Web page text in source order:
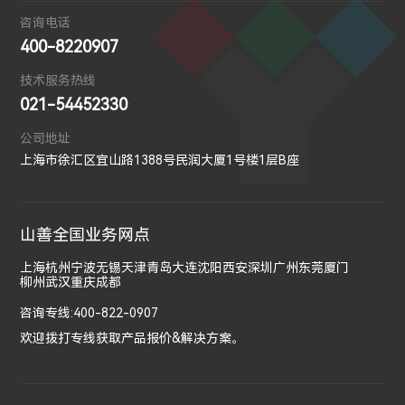
咨询电话
400-8220907
技术服务热线
021-54452330
公司地址
上海市徐汇区宜山路1388号民润大厦1号楼1层B座
山善全国业务网点
上海杭州宁波无锡天津青岛大连沈阳西安深圳 广州东莞厦门
柳州武汉重庆成都
咨询专线:400-822-0907
欢迎拨打专线获取产品报价&解决方案。